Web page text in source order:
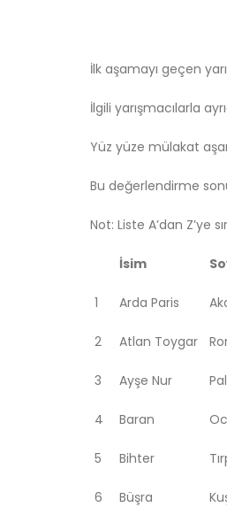
İlk aşamayı geçen
İlgili yarışmacılarla
Yüz yüze mülakat
Bu değerlendirme
Not: Liste A’dan Z’ye
İsim
1 Arda Paris
2 Atlan Toygar
3 Ayşe Nur
4 Baran
5 Bihter
6 Büşra